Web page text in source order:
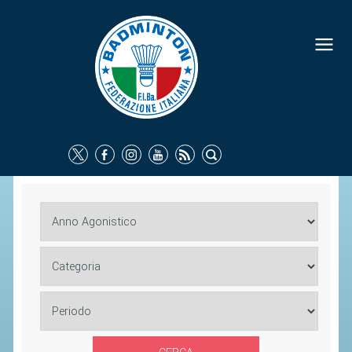
FEDERAZIONE
IDENTITÀ
COMMISSIONI FEDERALI
ORGANI TERRITORIALI
SOCIETÀ SPORTIVE
TUTELA DELLA SALUTE -
COMUNICAZIONE E MARKETING